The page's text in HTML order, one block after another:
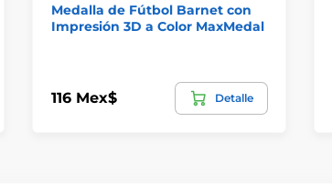
Medalla de Fútbol Barnet con
Impresión 3D a Color MaxMedal
116 Mex$ Detalle